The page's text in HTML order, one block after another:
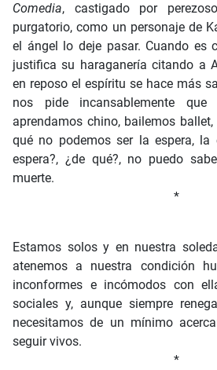
Comedia, castigado por
purgatorio, como un personaje de
el ángel lo deje pasar. Cuando es
justifica su haraganería citando a
en reposo el espíritu se hace más
nos pide incansablemente
aprendamos chino, bailemos
qué no podemos ser la espera, la
espera?, ¿de qué?, no puedo
muerte.
*
Estamos solos y en nuestra
atenemos a nuestra condición
inconformes e incómodos con
sociales y, aunque siempre
necesitamos de un mínimo
seguir vivos.
*